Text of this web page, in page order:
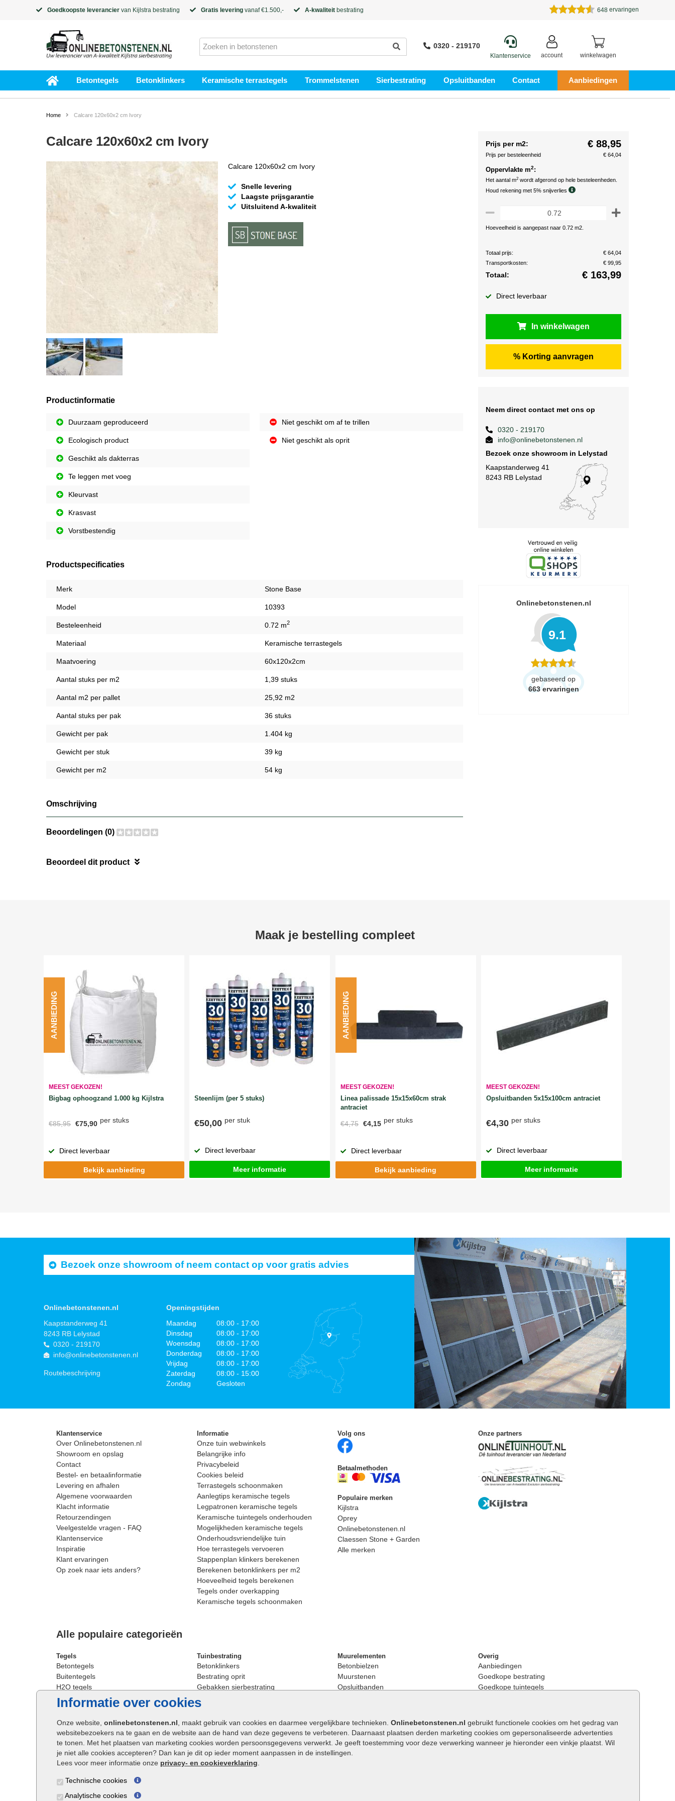
Goedkoopste leverancier van Kijlstra bestrating Gratis levering vanaf €1.500,- A-kwaliteit bestrating 648 ervaringen
0320 - 219170
Klantenservice account winkelwagen
Betontegels Betonklinkers Keramische terrastegels Trommelstenen Sierbestrating Opsluitbanden Contact Aanbiedingen
Informatie over cookies
Onze website, onlinebetonstenen.nl , maakt gebruik van cookies en daarmee vergelijkbare technieken. Onlinebetonstenen.nl gebruikt functionele cookies om het gedrag van
websitebezoekers na te gaan en de website aan de hand van deze gegevens te verbeteren. Daarnaast plaatsen derden marketing cookies om gepersonaliseerde advertenties
te tonen. Met het plaatsen van marketing cookies worden persoonsgegevens verwerkt. Je geeft toestemming voor deze verwerking wanneer je hieronder een vinkje plaatst. Wil
je niet alle cookies accepteren? Dan kan je dit op ieder moment aanpassen in de instellingen.
Lees voor meer informatie onze privacy- en cookieverklaring
Technische cookies
Analytische cookies
Home Calcare 120x60x2 cm Ivory
Calcare 120x60x2 cm Ivory
Calcare 120x60x2 cm Ivory
Snelle levering
Laagste prijsgarantie
Uitsluitend A-kwaliteit
Productinformatie
Duurzaam geproduceerd
Ecologisch product
Geschikt als dakterras
Te leggen met voeg
Kleurvast
Krasvast
Vorstbestendig
Niet geschikt om af te trillen
Niet geschikt als oprit
Productspecificaties
Merk Stone Base
Model 10393
Besteleenheid 0.72 m2
Materiaal Keramische terrastegels
Maatvoering 60x120x2cm
Aantal stuks per m2 1,39 stuks
Aantal m2 per pallet 25,92 m2
Aantal stuks per pak 36 stuks
Gewicht per pak 1.404 kg
Gewicht per stuk 39 kg
Gewicht per m2 54 kg
Omschrijving
Beoordelingen (0)
Beoordeel dit product
Prijs per m2: € 88,95
Prijs per besteleenheid € 64,04
Oppervlakte m2:
Het aantal m2 wordt afgerond op hele besteleenheden.
Houd rekening met 5% snijverlies
Hoeveelheid is aangepast naar 0.72 m2.
Totaal prijs:
€ 64,04
Transportkosten:
€ 99,95
Totaal: € 163,99
Direct leverbaar
In winkelwagen
% Korting aanvragen
Neem direct contact met ons op
0320 - 219170
info@onlinebetonstenen.nl
Bezoek onze showroom in Lelystad
Kaapstanderweg 41
8243 RB Lelystad
Onlinebetonstenen.nl
9.1
gebaseerd op
663 ervaringen
Maak je bestelling compleet
MEEST GEKOZEN!
Bigbag ophoogzand 1.000 kg Kijlstra
€85,95 €75,90 per stuks
AANBIEDING
Direct leverbaar
Bekijk aanbieding
Steenlijm (per 5 stuks)
€50,00 per stuk
Direct leverbaar
Meer informatie
MEEST GEKOZEN!
Linea palissade 15x15x60cm strak
antraciet
€4,75 €4,15 per stuks
AANBIEDING
Direct leverbaar
Bekijk aanbieding
MEEST GEKOZEN!
Opsluitbanden 5x15x100cm antraciet
€4,30 per stuks
Direct leverbaar
Meer informatie
Bezoek onze showroom of neem contact op voor gratis advies
Onlinebetonstenen.nl
Kaapstanderweg 41
8243 RB Lelystad
0320 - 219170
info@onlinebetonstenen.nl
Routebeschrijving
Openingstijden
Maandag
08:00 - 17:00
Dinsdag
08:00 - 17:00
Woensdag
08:00 - 17:00
Donderdag
08:00 - 17:00
Vrijdag
08:00 - 17:00
Zaterdag
08:00 - 15:00
Zondag
Gesloten
Klantenservice
Over Onlinebetonstenen.nl
Showroom en opslag
Contact
Bestel- en betaalinformatie
Levering en afhalen
Algemene voorwaarden
Klacht informatie
Retourzendingen
Veelgestelde vragen - FAQ
Klantenservice
Inspiratie
Klant ervaringen
Op zoek naar iets anders?
Informatie
Onze tuin webwinkels
Belangrijke info
Privacybeleid
Cookies beleid
Terrastegels schoonmaken
Aanlegtips keramische tegels
Legpatronen keramische tegels
Keramische tuintegels onderhouden
Mogelijkheden keramische tegels
Onderhoudsvriendelijke tuin
Hoe terrastegels vervoeren
Stappenplan klinkers berekenen
Berekenen betonklinkers per m2
Hoeveelheid tegels berekenen
Tegels onder overkapping
Keramische tegels schoonmaken
Volg ons
Betaalmethoden
Populaire merken
Kijlstra
Oprey
Onlinebetonstenen.nl
Claessen Stone + Garden
Alle merken
Onze partners
Alle populaire categorieën
Tegels
Betontegels
Buitentegels
H2O tegels
Keramische terrastegels
Oprit tegels
Patio tegels
Siertegels
Stoeptegels
Straattegels
Terrastegels
Buitentegels
Grote terrastegels
Tuinbestrating
Betonklinkers
Bestrating oprit
Gebakken sierbestrating
Strakke bestrating
Straatstenen
Straatklinkers
Trommelstenen
Tuinstenen
Waalformaat
Muurelementen
Betonbielzen
Muurstenen
Opsluitbanden
Betonblokken
Stapelstenen
Extra benodigdheden
Overig
Aanbiedingen
Goedkope bestrating
Goedkope tuintegels
Opsluitbanden plaatsen
Keerwanden
Traptreden tuin